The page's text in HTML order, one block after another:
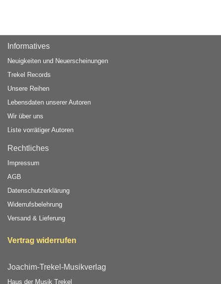
Informatives
Neuigkeiten und Neuerscheinungen
Trekel Records
Unsere Reihen
Lebensdaten unserer Autoren
Wir über uns
Liste vorrätiger Autoren
Rechtliches
Impressum
AGB
Datenschutzerklärung
Widerrufsbelehrung
Versand & Lieferung
Vertrag widerrufen
Joachim-Trekel-Musikverlag
Haus der Musik Trekel